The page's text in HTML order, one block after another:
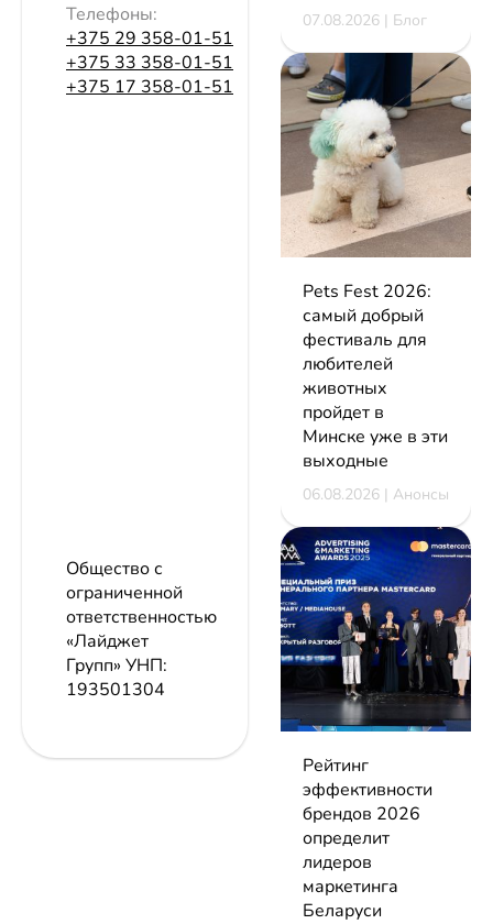
Телефоны:
+375 29 358-01-51
+375 33 358-01-51
+375 17 358-01-51
Общество с
ограниченной
ответственностью
«Лайджет
Групп» УНП:
193501304
07.08.2026 | Блог
Pets Fest 2026:
самый добрый
фестиваль для
любителей
животных
пройдет в
Минске уже в эти
выходные
06.08.2026 | Анонсы
Рейтинг
эффективности
брендов 2026
определит
лидеров
маркетинга
Беларуси